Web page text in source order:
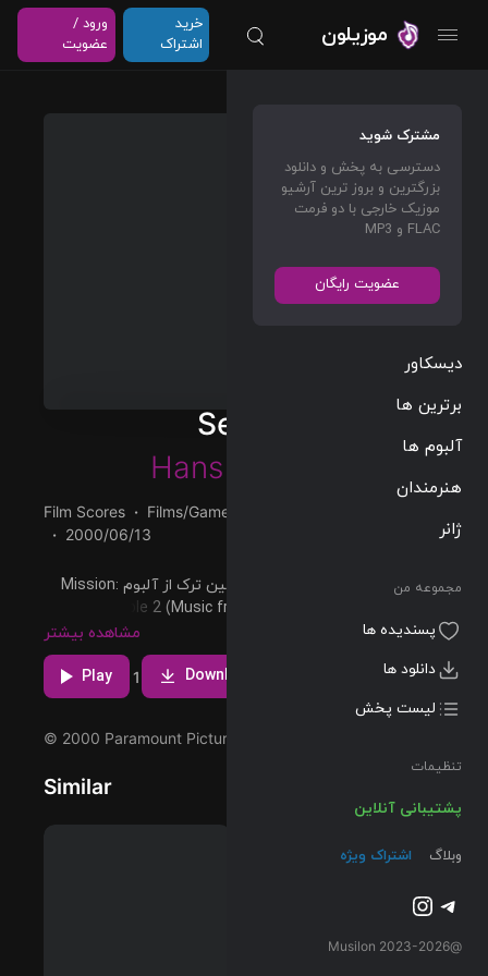
موزیلون
خرید
اشتراک
ورود /
عضویت
مشترک شوید
دسترسی به پخش و دانلود
بزرگترین و بروز ترین آرشیو
موزیک خارجی با دو فرمت
FLAC و MP3
عضویت رایگان
دیسکاور
برترین ها
آلبوم ها
هنرمندان
ژانر
مجموعه من
پسندیده ها
دانلود ها
لیست پخش
تنظیمات
پشتیبانی آنلاین
وبلاگ اشتراک ویژه
تلگراماینستاگرم
@2023-2026 Musilon
Seville
Hans Zimmer
Film Scores Films/Games
2000/06/13
پخش و دانلود آهنگ Seville، سومین ترک از آلبوم Mission:
Impossible 2 (Music from the Original Motion Picture
Score) که توسط Hans Zimmer اجرا شده است را میتوانید با
مشاهده بیشتر
Play 1 Download
© 2000 Paramount Pictures
Similar